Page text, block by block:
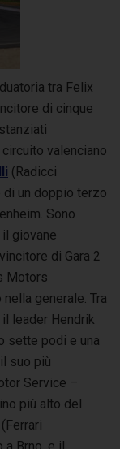
tra Felix
di cinque
valenciano
(Radicci
di un doppio terzo
Sono
giovane
di Gara 2
Motors
generale. Tra
leader Hendrik
sette podi e una
suo più
Service –
più alto del